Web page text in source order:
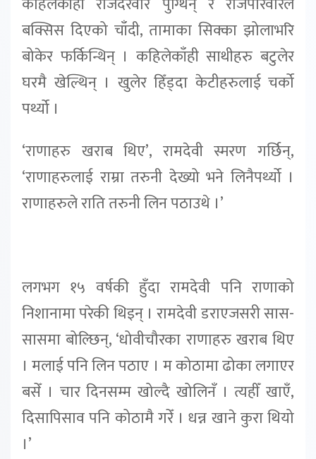
बक्सिस दिएको चाँदी, तामाका सिक्का झोलाभरि
बोकेर फर्किन्थिन् । कहिलेकाँही साथीहरु बटुलेर
घरमै खेल्थिन् । खुलेर हिँड्दा केटीहरुलाई चर्को
पर्थ्यो ।
‘राणाहरु खराब थिए’, रामदेवी स्मरण गर्छिन्,
‘राणाहरुलाई राम्रा तरुनी देख्यो भने लिनैपर्थ्यो ।
राणाहरुले राति तरुनी लिन पठाउथे ।’
लगभग १५ वर्षकी हुँदा रामदेवी पनि राणाको
निशानामा परेकी थिइन् । रामदेवी डराएजसरी सास-
सासमा बोल्छिन्, ‘धोवीचौरका राणाहरु खराब थिए
। मलाई पनि लिन पठाए । म कोठामा ढोका लगाएर
बसेँ । चार दिनसम्म खोल्दै खोलिनँ । त्यहीँ खाएँ,
दिसापिसाव पनि कोठामै गरेँ । धन्न खाने कुरा थियो
।’